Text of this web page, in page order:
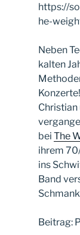
https://
he-
Neben
kalten
bei The
ihrem
ins
Band
Beitrag: